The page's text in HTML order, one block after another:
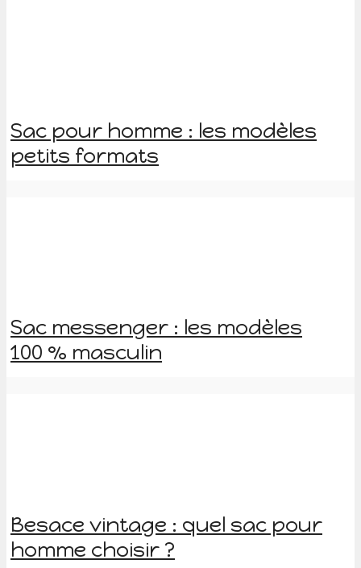
Sac pour homme : les modèles
petits formats
Sac messenger : les modèles
100 % masculin
Besace vintage : quel sac pour
homme choisir ?